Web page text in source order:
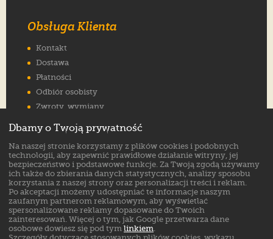
Obsługa Klienta
Kontakt
Dostawa
Płatności
Odbiór osobisty
Zwroty, wymiany
Jak wybrać rozmiar
FAQ
Znajdź nas na:
Dbamy o Twoją prywatność
Na naszej stronie korzystamy z plików cookies i podobnych
technologii, aby zapewnić prawidłowe działanie witryny, jej
bezpieczeństwo i podstawowe funkcje. Za Twoją zgodą używamy
ich także do zbierania danych statystycznych, analizy sposobu
korzystania z naszej strony oraz personalizacji treści i reklam.
Po akceptacji możemy udostępniać te informacje naszym
zaufanym partnerom reklamowym, aby wyświetlać
spersonalizowane reklamy dopasowane do Twoich
zainteresowań. Więcej o tym, jak Google przetwarza dane
osobowe dowiesz się pod tym linkiem.